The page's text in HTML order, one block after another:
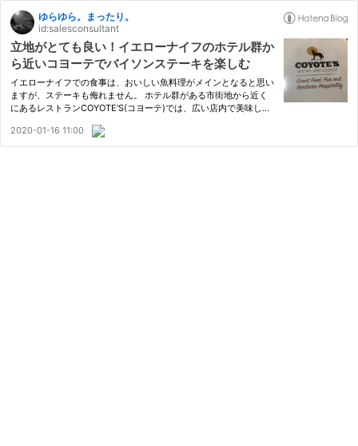
ゆらゆら。まったり。
id:salesconsultant
立地がとても良い！イエローナイフのホテル群か
ら近いコヨーテでバイソンステーキを楽しむ
イエローナイフでの食事は、おいしい魚料理がメインとなると思い
ますが、ステーキも侮れません。 ホテル群がある市街地から近く
にあるレストランCOYOTE'S(コヨーテ)では、広い店内で美味しい
群の近くにあるレストランです。 グルメ情報を探していると、イ
エロ…
2020-01-16 11:00